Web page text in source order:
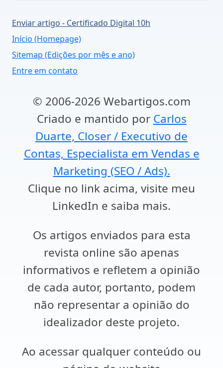
Enviar artigo - Certificado Digital 10h
Início (Homepage)
Sitemap (Edições por mês e ano)
Entre em contato
© 2006-2026 Webartigos.com
Criado e mantido por Carlos
Duarte, Closer / Executivo de
Contas, Especialista em Vendas e
Marketing (SEO / Ads).
Clique no link acima, visite meu
LinkedIn e saiba mais.
Os artigos enviados para esta
revista online são apenas
informativos e refletem a opinião
de cada autor, portanto, podem
não representar a opinião do
idealizador deste projeto.
Ao acessar qualquer conteúdo ou